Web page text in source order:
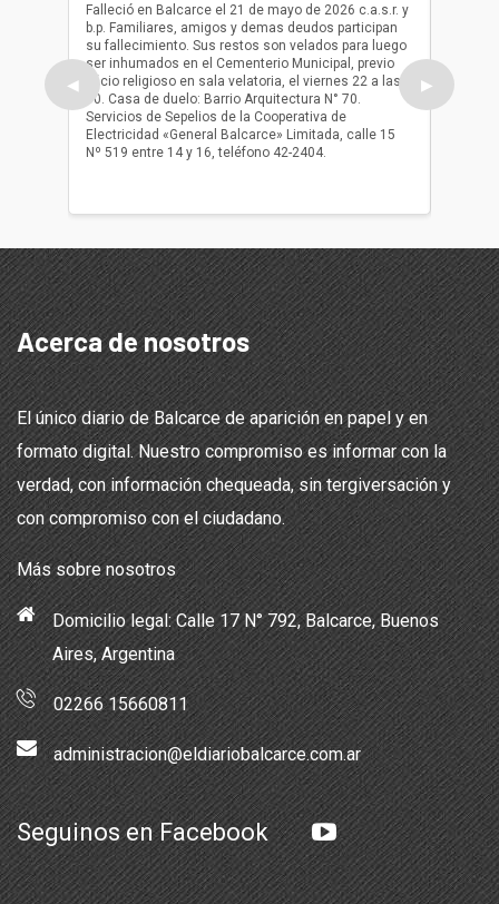
◀
Falleció en Balcarce el 21 de mayo de 2026 c.a.s.r. y
b.p. Familiares, amigos y demas deudos participan
su fallecimiento. Sus restos son velados para luego
ser inhumados en el Cementerio Municipal, previo
oficio religioso en sala velatoria, el viernes 22 a las
10. Casa de duelo: Barrio Arquitectura N° 70.
Servicios de Sepelios de la Cooperativa de
Electricidad «General Balcarce» Limitada, calle 15
Nº 519 entre 14 y 16, teléfono 42-2404.
ser
oficio
▶
Acerca de nosotros
El único diario de Balcarce de aparición en papel y en
formato digital. Nuestro compromiso es informar con la
verdad, con información chequeada, sin tergiversación y
con compromiso con el ciudadano.
Más sobre nosotros
Domicilio legal: Calle 17 N° 792, Balcarce, Buenos
Aires, Argentina
02266 15660811
administracion@eldiariobalcarce.com.ar
Seguinos en Facebook